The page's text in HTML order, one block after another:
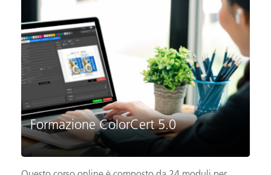
Formazione ColorCert 5.0